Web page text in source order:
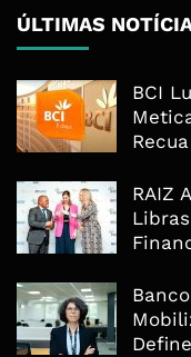
ÚLTIMAS
BCI
RAIZ